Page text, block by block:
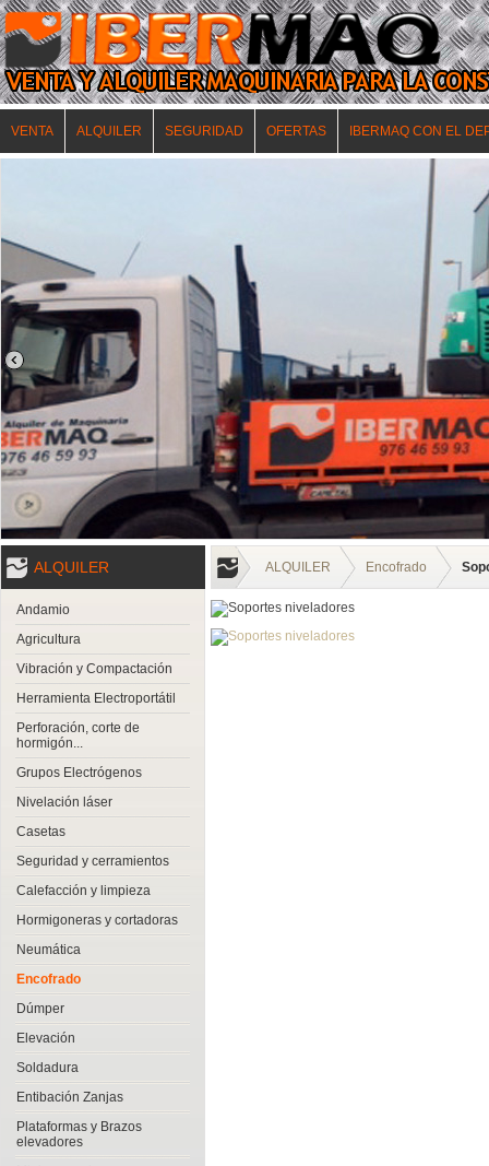
VENTA ALQUILER SEGURIDAD OFERTAS IBERMAQ CON EL
ALQUILER
Andamio
Agricultura
Vibración y Compactación
Herramienta Electroportátil
Perforación, corte de
hormigón...
Grupos Electrógenos
Nivelación láser
Casetas
Seguridad y cerramientos
Calefacción y limpieza
Hormigoneras y cortadoras
Neumática
Encofrado
Dúmper
Elevación
Soldadura
Entibación Zanjas
Plataformas y Brazos
elevadores
ALQUILER Encofrado